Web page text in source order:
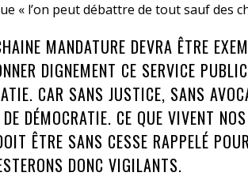
« l’on peut débattre de tout sauf des
MANDATURE DEVRA ÊTRE
DIGNEMENT CE SERVICE
CAR SANS JUSTICE, SANS
DÉMOCRATIE. CE QUE VIVENT
ÊTRE SANS CESSE RAPPELÉ
DONC VIGILANTS.